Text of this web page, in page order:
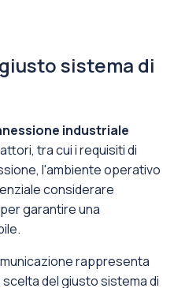
sistema di
industriale
tra cui i requisiti di
l'ambiente operativo
considerare
garantire una
rappresenta
del giusto sistema di